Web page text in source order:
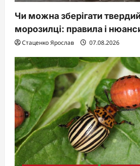
Чи можна зберігати
морозилці: правила і
Стаценко Ярослав 07.08.2026